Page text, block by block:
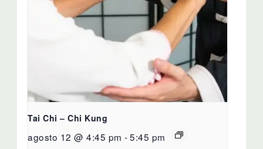
Tai Chi – Chi Kung
agosto 12 @ 4:45 pm -5:45 pm